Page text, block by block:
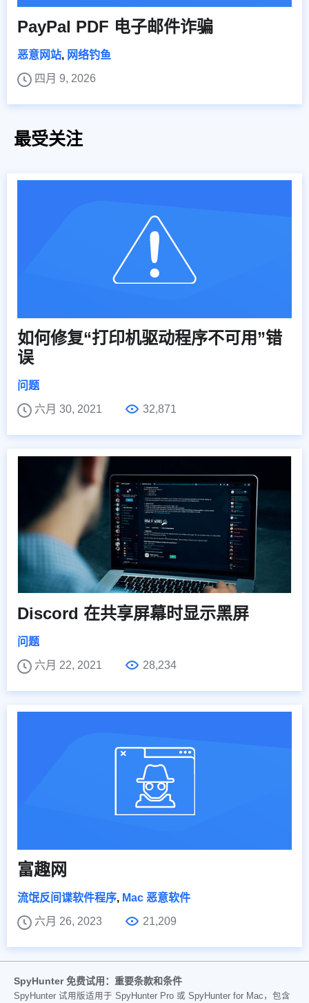
PayPal PDF 电子邮件诈骗
恶意网站, 网络钓鱼
四月 9, 2026
最受关注
如何修复“打印机驱动程序不可用”错
误
问题
六月 30, 2021
32,871
Discord 在共享屏幕时显示黑屏
问题
六月 22, 2021
28,234
富趣网
流氓反间谍软件程序, Mac 恶意软件
六月 26, 2023
21,209
SpyHunter 免费试用：重要条款和条件
SpyHunter 试用版适用于 SpyHunter Pro 或 SpyHunter for Mac，包含